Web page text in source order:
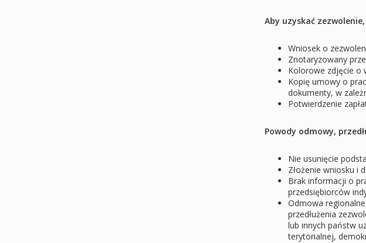
Aby uzyskać
Wniosek o
Znotaryzowany
Kolorowe zdjęcie o
Kopię umowy o
dokumenty, w
Potwierdzenie
Powody odmowy,
Nie usunięcie
Złożenie wniosku i
Brak informacji o
przedsiębiorców
Odmowa
przedłużenia
lub innych państw
terytorialnej,